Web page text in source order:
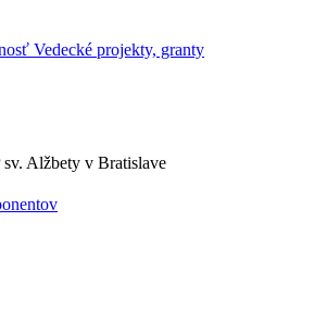
Vedecké projekty, granty
Alžbety v Bratislave